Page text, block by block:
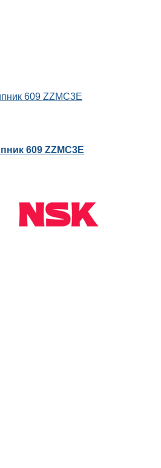
609 ZZMC3E